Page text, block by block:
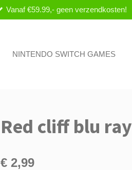
Vanaf €59.99,- geen verzendkosten!
NINTENDO SWITCH GAMES
Red cliff blu ray
€ 2,99